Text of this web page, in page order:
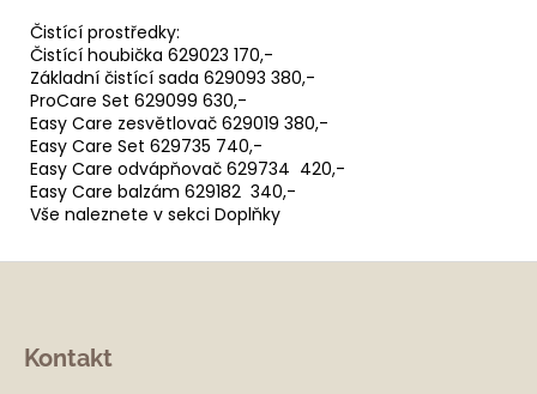
Čistící prostředky:
Čistící houbička 629023 170,-
Základní čistící sada 629093 380,-
ProCare Set 629099 630,-
Easy Care zesvětlovač 629019 380,-
Easy Care Set 629735 740,-
Easy Care odvápňovač 629734 420,-
Easy Care balzám 629182 340,-
Vše naleznete v sekci Doplňky
Kontakt